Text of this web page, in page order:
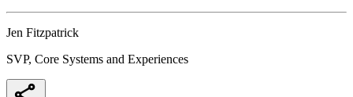
Jen Fitzpatrick
SVP, Core Systems and Experiences